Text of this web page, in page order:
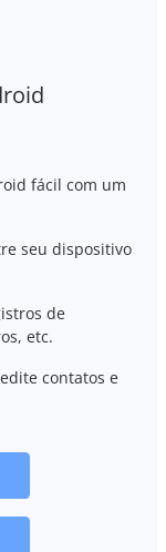
fácil com um
seu dispositivo
de
etc.
contatos e